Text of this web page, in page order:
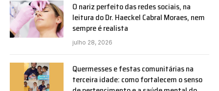
O nariz perfeito das redes sociais, na
leitura do Dr. Haeckel Cabral Moraes, nem
sempre é realista
julho 28, 2026
Quermesses e festas comunitárias na
terceira idade: como fortalecem o senso